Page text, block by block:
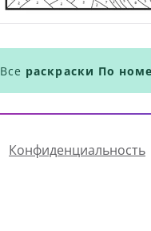
Все раскраски По
Конфиденциальность